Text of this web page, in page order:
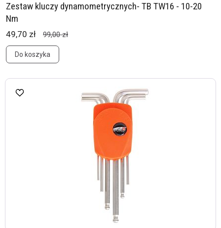
Zestaw kluczy dynamometrycznych- TB TW16 - 10-20
Nm
49,70 zł 99,00 zł
Do koszyka